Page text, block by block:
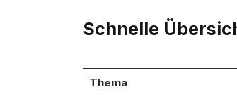
Schnelle
Thema